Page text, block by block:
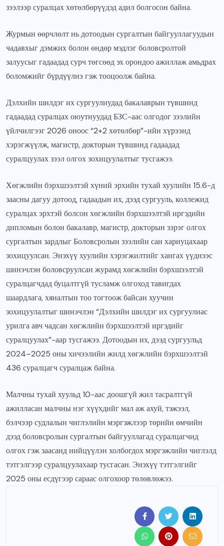
зээлээр суралцах хөтөлбөрүүдэд адил болгосон байна.
Журмын өөрчлөлт нь дотоодын сургалтын байгууллагуудын
чадавхыг дэмжих болон өндөр мэдлэг боловсролтой
залуусыг гадаадад сурч төгсөөд эх орондоо ажиллаж амьдрах
боломжийг бүрдүүлнэ гэж тооцоолж байна.
Дэлхийн шилдэг их сургуулиудад бакалаврын түвшинд
гадаадад суралцах оюутнуудад БЗС-аас олгодог зээлийн
үйлчилгээг 2026 оноос “2+2 хөтөлбөр”-ийн хүрээнд
хэрэгжүүлж, магистр, докторын түвшинд гадаадад
суралцуулах зээл олгох зохицуулалтыг тусгажээ.
Хөгжлийн бэрхшээлтэй хүний эрхийн тухай хуулийн 15.6-д
заасны дагуу дотоод, гадаадын их, дээд сургууль, коллежид
суралцах эрхтэй болсон хөгжлийн бэрхшээлтэй иргэдийн
дипломын болон бакалавр, магистр, докторын зэрэг олгох
сургалтын зардлыг Боловсролын зээлийн сан хариуцахаар
зохицуулсан. Энэхүү хуулийн хэрэгжилтийг хангах үүднээс
шинэчлэн боловсруулсан журамд хөгжлийн бэрхшээлтэй
суралцагчдад буцалтгүй тусламж олгоход тавигдах
шаардлага, хяналтын тоо тогтоож байсан хуучин
зохицуулалтыг шинэчлэн “Дэлхийн шилдэг их сургуулиас
урилга авч чадсан хөгжлийн бэрхшээлтэй иргэдийг
суралцуулах”-аар тусгажээ. Дотоодын их, дээд сургуульд
2024–2025 оны хичээлийн жилд хөгжлийн бэрхшээлтэй
436 суралцагч суралцаж байна.
Малчны тухай хуульд 10-аас доошгүй жил тасралтгүй
ажилласан малчны нэг хүүхдийг мал аж ахуй, тэжээл,
бэлчээр судлалын чиглэлийн мэргэжлээр төрийн өмчийн
дээд боловсролын сургалтын байгууллагад суралцагчид
олгох гэж заасанд нийцүүлэн холбогдох мэргэжлийн чиглэлд
тэтгэлгээр суралцуулахаар тусгасан. Энэхүү тэтгэлгийг
2025 оны есдүгээр сараас олгохоор төлөвлөжээ.